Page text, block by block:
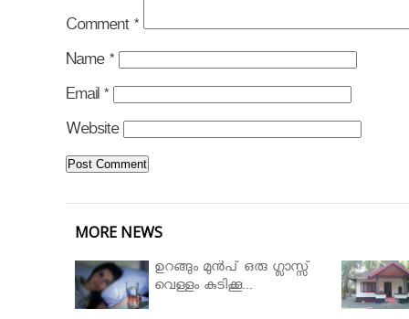
Comment *
Name *
Email *
Website
MORE NEWS
ഉറങ്ങും മുന്‍പ് ഒരു ഗ്ലാസ്സ്
വെള്ളം കുടിക്കൂ...